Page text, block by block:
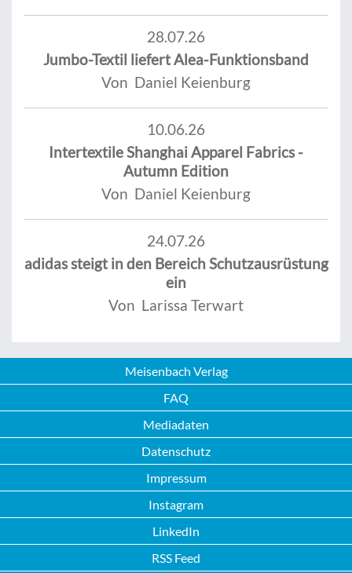
28.07.26
Jumbo-Textil liefert Alea-Funktionsband
Von Daniel Keienburg
10.06.26
Intertextile Shanghai Apparel Fabrics -
Autumn Edition
Von Daniel Keienburg
24.07.26
adidas steigt in den Bereich Schutzausrüstung
ein
Von Larissa Terwart
Meisenbach Verlag
FAQ
Mediadaten
Datenschutz
Impressum
Instagram
LinkedIn
RSS Feed